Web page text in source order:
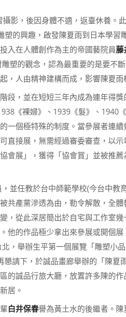
影，後因身體不適，返臺休養。
塑的興趣，啟發陳夏雨到日本學習
入在人體創作為主的帝國藝院員藤
雕塑的觀念，認為最重要的是要不
，人由精神建構而成，影響陳夏雨
段，並在短短三年內成為連年得
《裸婦》、1939《髮》、1940
一個極特殊的制度。當參展者連
直接展，無需經過審委審查，以
會展」，獲得「協會賞」並被推
並任教於台中師範學校(今台中教
共產黨滲透為由，勒令解散，全體
，從此深居簡出於自宅與工作室幾
他的作品極少拿出來參展或開個
，舉辦生平第一個展覽「雕塑小
請下，於誠品畫廊舉辦的「陳夏
的誠品行旅大廳，放置許多陳的
居。
白井保春譽為黃土水的後繼者。